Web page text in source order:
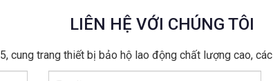
LIÊN HỆ VỚI CHÚNG TÔI
cung trang thiết bị bảo hộ lao động chất lượng cao,